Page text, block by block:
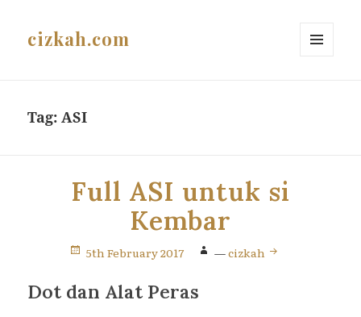
cizkah.com
Tag:ASI
Full ASI untuk si
Kembar
5th February 2017 —cizkah
Dot dan Alat Peras